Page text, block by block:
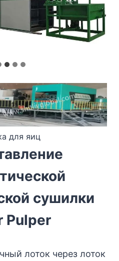
для яиц
сушилки
Pulper
лоток через лоток